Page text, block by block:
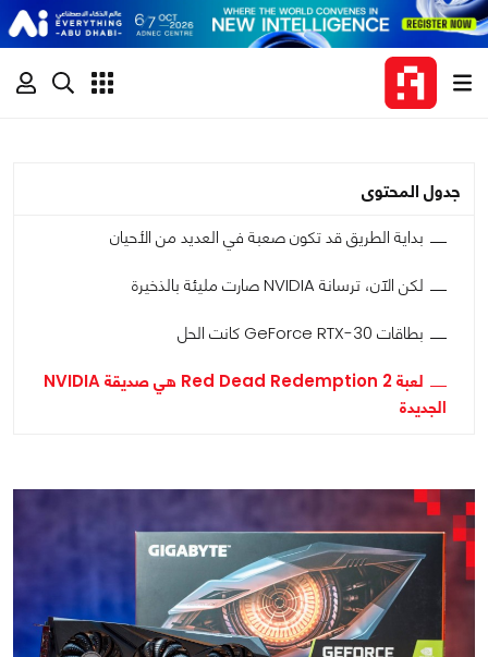
جدول المحتوى
بداية الطريق قد تكون صعبة في العديد من الأحيان
لكن الآن، ترسانة NVIDIA صارت مليئة بالذخيرة
بطاقات GeForce RTX-30 كانت الحل
لعبة Red Dead Redemption 2 هي صديقة NVIDIA
الجديدة